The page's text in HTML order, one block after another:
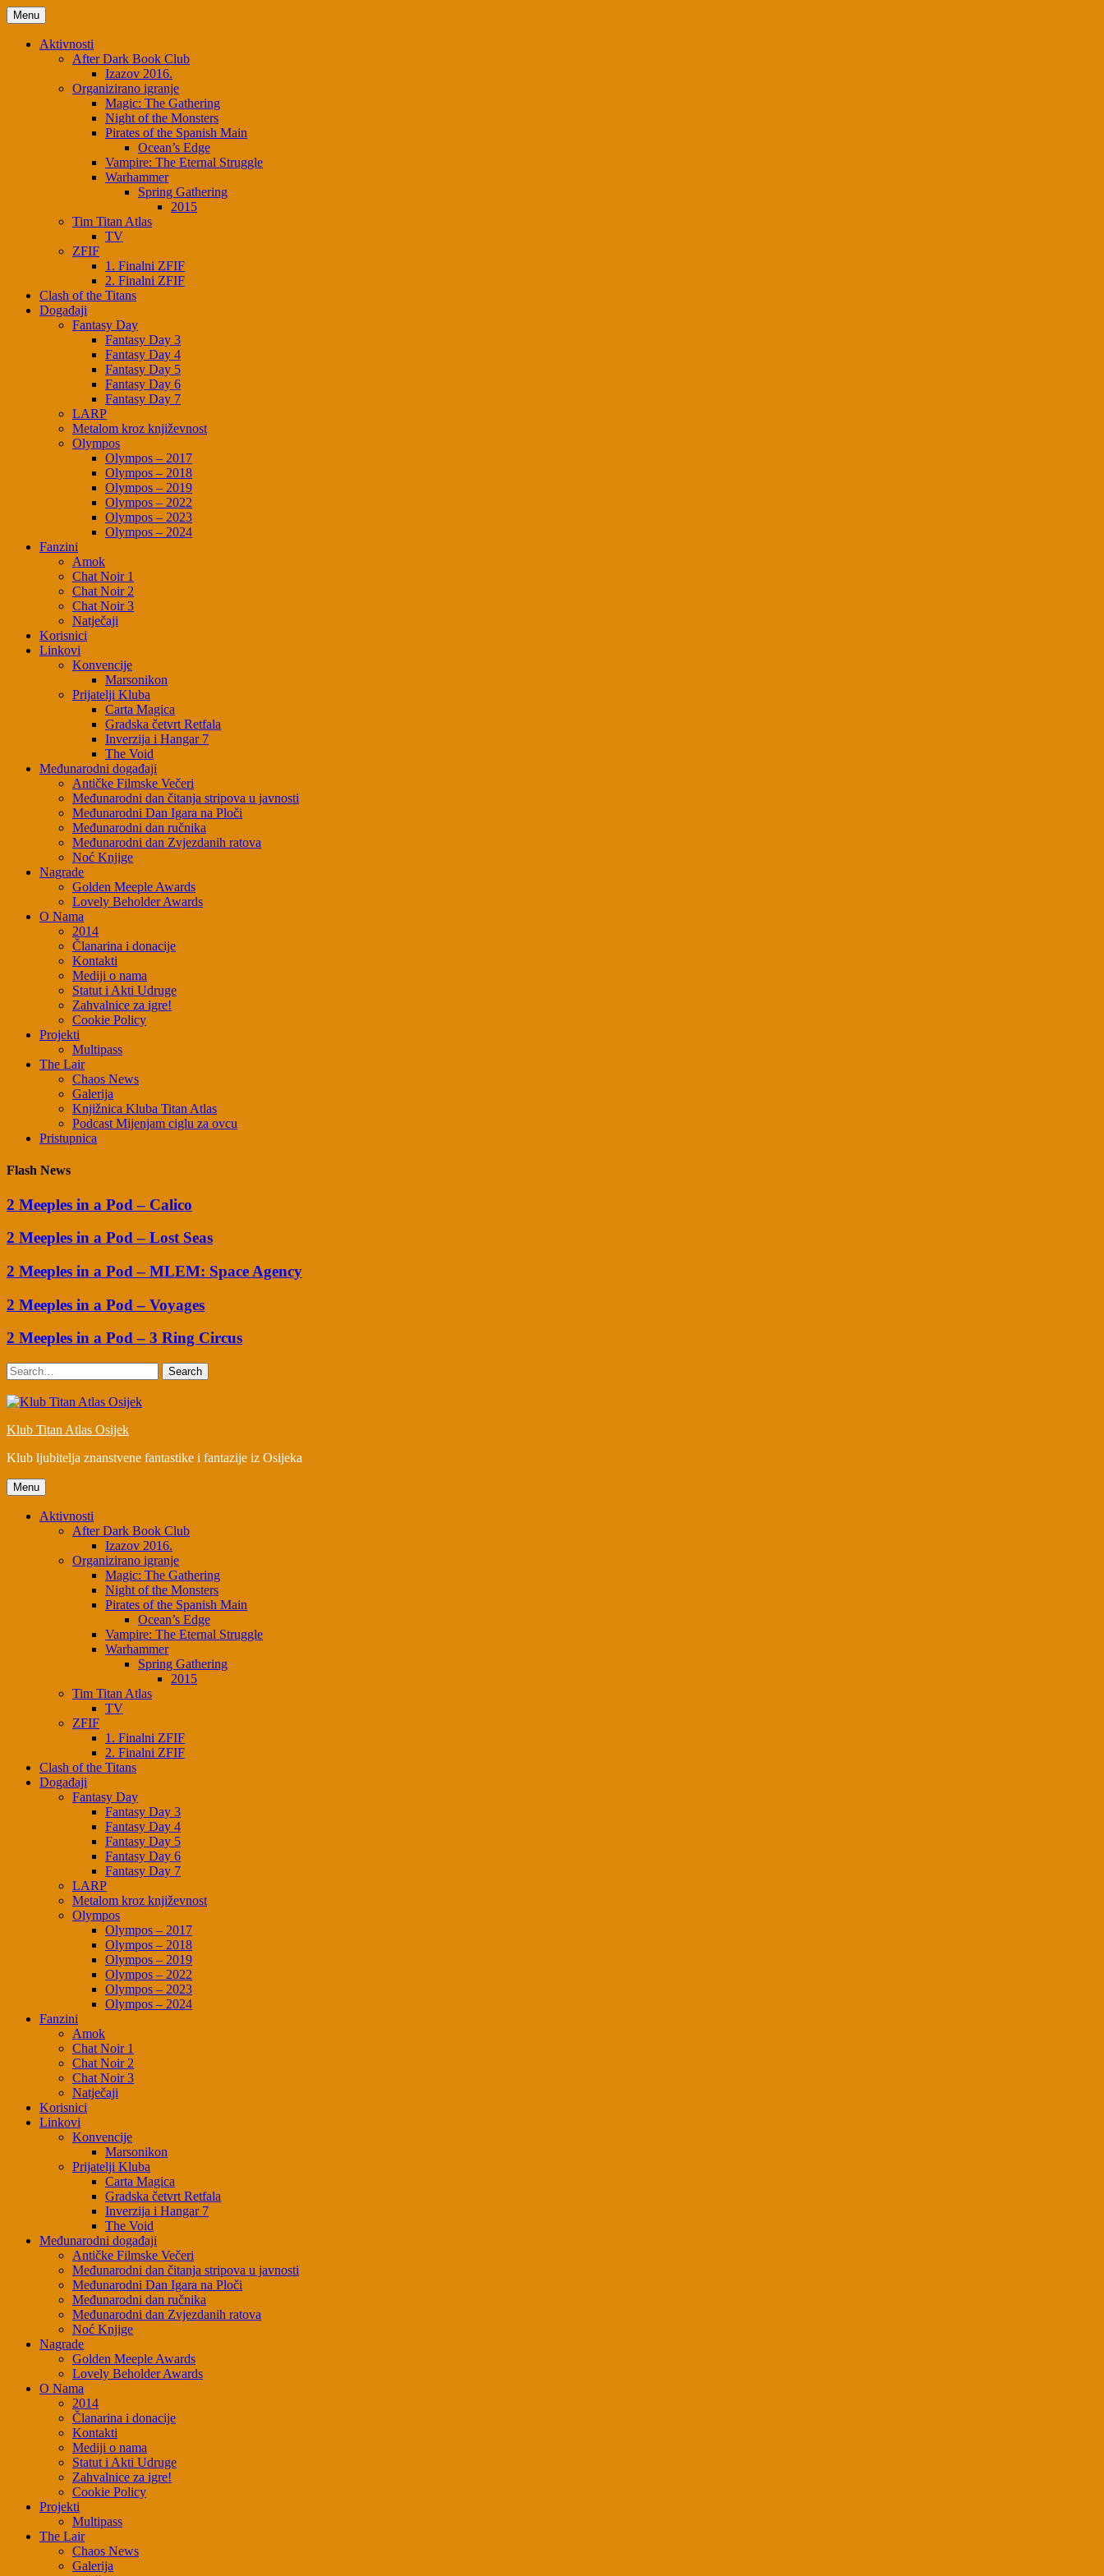
Skip
to
content
Menu
Aktivnosti
After Dark Book Club
Izazov 2016.
Organizirano igranje
Magic: The Gathering
Night of the Monsters
Pirates of the Spanish Main
Ocean’s Edge
Vampire: The Eternal Struggle
Warhammer
Spring Gathering
2015
Tim Titan Atlas
TV
ZFIF
1. Finalni ZFIF
2. Finalni ZFIF
Clash of the Titans
Događaji
Fantasy Day
Fantasy Day 3
Fantasy Day 4
Fantasy Day 5
Fantasy Day 6
Fantasy Day 7
LARP
Metalom kroz književnost
Olympos
Olympos – 2017
Olympos – 2018
Olympos – 2019
Olympos – 2022
Olympos – 2023
Olympos – 2024
Fanzini
Amok
Chat Noir 1
Chat Noir 2
Chat Noir 3
Natječaji
Korisnici
Linkovi
Konvencije
Marsonikon
Prijatelji Kluba
Carta Magica
Gradska četvrt Retfala
Inverzija i Hangar 7
The Void
Međunarodni događaji
Antičke Filmske Večeri
Međunarodni dan čitanja stripova u javnosti
Međunarodni Dan Igara na Ploči
Međunarodni dan ručnika
Međunarodni dan Zvjezdanih ratova
Noć Knjige
Nagrade
Golden Meeple Awards
Lovely Beholder Awards
O Nama
2014
Članarina i donacije
Kontakti
Mediji o nama
Statut i Akti Udruge
Zahvalnice za igre!
Cookie Policy
Projekti
Multipass
The Lair
Chaos News
Galerija
Knjižnica Kluba Titan Atlas
Podcast Mijenjam ciglu za ovcu
Pristupnica
Flash News
2 Meeples in a Pod – Calico
2 Meeples in a Pod – Lost Seas
2 Meeples in a Pod – MLEM: Space Agency
2 Meeples in a Pod – Voyages
2 Meeples in a Pod – 3 Ring Circus
Search
Klub Titan Atlas Osijek
Klub ljubitelja znanstvene fantastike i fantazije iz Osijeka
Menu
Aktivnosti
After Dark Book Club
Izazov 2016.
Organizirano igranje
Magic: The Gathering
Night of the Monsters
Pirates of the Spanish Main
Ocean’s Edge
Vampire: The Eternal Struggle
Warhammer
Spring Gathering
2015
Tim Titan Atlas
TV
ZFIF
1. Finalni ZFIF
2. Finalni ZFIF
Clash of the Titans
Događaji
Fantasy Day
Fantasy Day 3
Fantasy Day 4
Fantasy Day 5
Fantasy Day 6
Fantasy Day 7
LARP
Metalom kroz književnost
Olympos
Olympos – 2017
Olympos – 2018
Olympos – 2019
Olympos – 2022
Olympos – 2023
Olympos – 2024
Fanzini
Amok
Chat Noir 1
Chat Noir 2
Chat Noir 3
Natječaji
Korisnici
Linkovi
Konvencije
Marsonikon
Prijatelji Kluba
Carta Magica
Gradska četvrt Retfala
Inverzija i Hangar 7
The Void
Međunarodni događaji
Antičke Filmske Večeri
Međunarodni dan čitanja stripova u javnosti
Međunarodni Dan Igara na Ploči
Međunarodni dan ručnika
Međunarodni dan Zvjezdanih ratova
Noć Knjige
Nagrade
Golden Meeple Awards
Lovely Beholder Awards
O Nama
2014
Članarina i donacije
Kontakti
Mediji o nama
Statut i Akti Udruge
Zahvalnice za igre!
Cookie Policy
Projekti
Multipass
The Lair
Chaos News
Galerija